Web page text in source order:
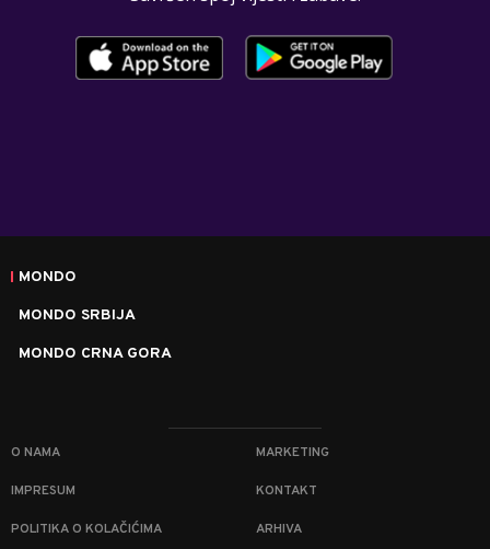
MONDO
MONDO SRBIJA
MONDO CRNA GORA
O NAMA MARKETING
IMPRESUM KONTAKT
POLITIKA O KOLAČIĆIMA ARHIVA